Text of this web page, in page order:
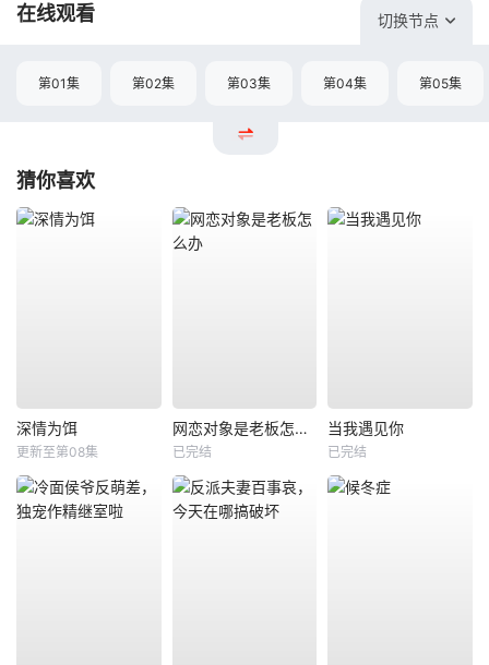
在线观看 切换节点
第01集 第02集 第03集 第04集 第05集
猜你喜欢
深情为饵
更新至第08集
网恋对象是老板怎么办
已完结
当我遇见你
已完结